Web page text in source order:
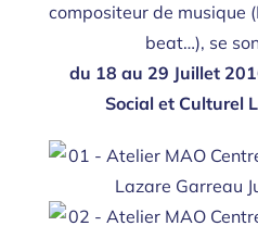
compositeur de musique
beat…), se
du 18 au 29 Juillet
Social et Culturel